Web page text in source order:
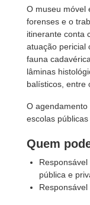
O museu móvel
forenses e o
itinerante conta
atuação pericial
fauna
lâminas
balísticos, entre
O
escolas
Quem
pública e